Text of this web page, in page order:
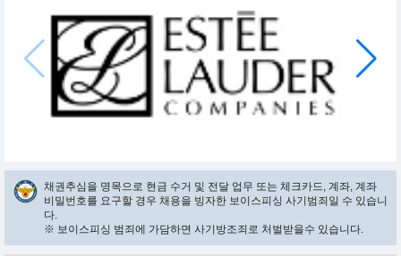
채권추심을 명목으로 현금 수거 및 전달 업무 또는 체크카드, 계좌, 계좌
비밀번호를 요구할 경우 채용을 빙자한 보이스피싱 사기범죄일 수 있습니
다.
※ 보이스피싱 범죄에 가담하면 사기방조죄로 처벌받을수 있습니다.